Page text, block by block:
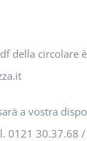
della circolare
a vostra
0121 30.37.68